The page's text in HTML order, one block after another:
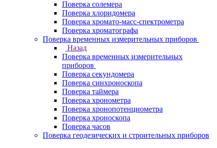
Поверка солемера
Поверка хлоридомера
Поверка хромато-масс-спектрометра
Поверка хроматографа
Поверка временных измерительных приборов
Назад
Поверка временных измерительных
приборов
Поверка секундомера
Поверка синхроноскопа
Поверка таймера
Поверка хронометра
Поверка хронопотенциометра
Поверка хроноскопа
Поверка часов
Поверка геодезических и строительных приборов